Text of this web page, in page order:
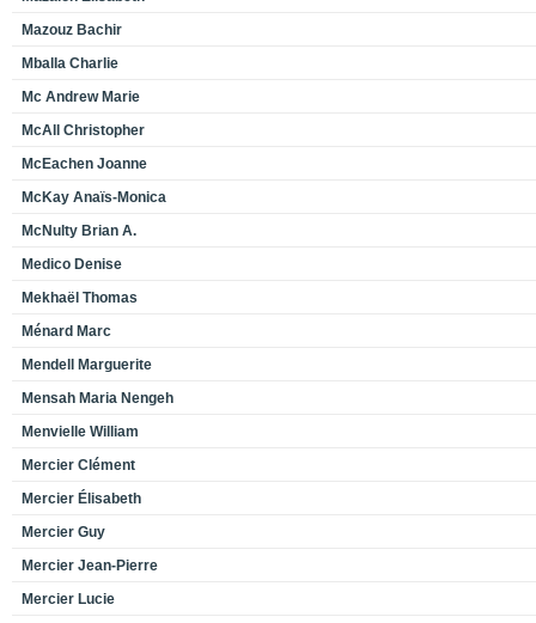
Mazouz Bachir
Mballa Charlie
Mc Andrew Marie
McAll Christopher
McEachen Joanne
McKay Anaïs-Monica
McNulty Brian A.
Medico Denise
Mekhaël Thomas
Ménard Marc
Mendell Marguerite
Mensah Maria Nengeh
Menvielle William
Mercier Clément
Mercier Élisabeth
Mercier Guy
Mercier Jean-Pierre
Mercier Lucie